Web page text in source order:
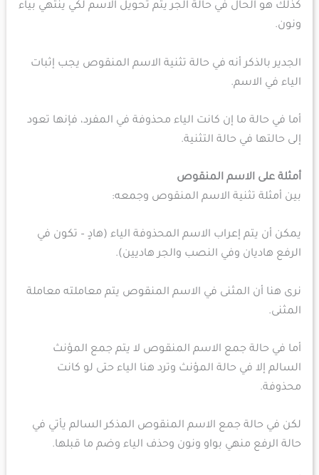
كذلك هو الحال في حالة الجر يتم تحويل الاسم لكي ينتهي بياء
ونون.
الجدير بالذكر أنه في حالة تثنية الاسم المنقوص يجب إثبات
الياء في الاسم.
أما في حالة ما إن كانت الياء محذوفة في المفرد، فإنها تعود
إلى حالتها في حالة التثنية.
أمثلة على الاسم المنقوص
بين أمثلة تثنية الاسم المنقوص وجمعه:
يمكن أن يتم إعراب الاسم المحذوفة الياء (هادٍ – تكون في
الرفع هاديان وفي النصب والجر هاديين).
نرى هنا أن المثنى في الاسم المنقوص يتم معاملته معاملة
المثنى.
أما في حالة جمع الاسم المنقوص لا يتم جمع المؤنث
السالم إلا في حالة المؤنث وترد هنا الياء حتى لو كانت
محذوفة.
لكن في حالة جمع الاسم المنقوص المذكر السالم يأتي في
حالة الرفع منهي بواو ونون وحذف الياء وضم ما قبلها.